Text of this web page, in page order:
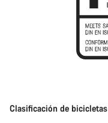
Clasificación de bicicletas